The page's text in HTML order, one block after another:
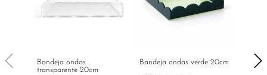
Bandeja ondas
transparente 20cm
Bandeja ondas verde 20cm